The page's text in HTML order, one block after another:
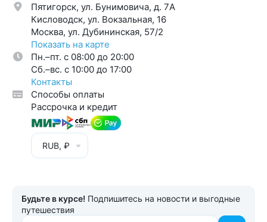
Пятигорск, ул. Бунимовича, д. 7A
Кисловодск, ул. Вокзальная, 16
Москва, ул. Дубининская, 57/2
Показать на карте
Пн.–пт. с 08:00 до 20:00
Cб.–вс. с 10:00 до 17:00
Контакты
Способы оплаты
Рассрочка и кредит
RUB, ₽
Будьте в курсе! Подпишитесь на новости и выгодные
путешествия